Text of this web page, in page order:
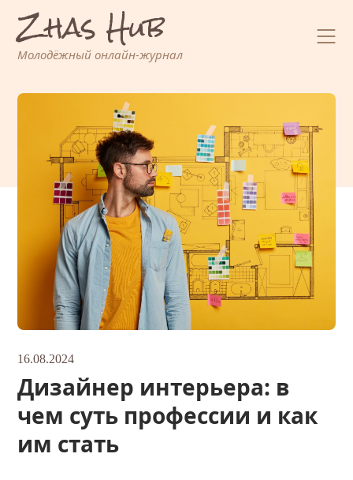
Перейти
содержимому
Zhas Hub
Молодёжный онлайн-журнал
16.08.2024
Дизайнер интерьера: в
чем суть профессии и как
им стать